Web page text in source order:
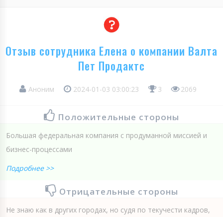
Отзыв сотрудника Елена о компании Валта
Пет Продактс
Аноним 2024-01-03 03:00:23 3 2069
Положительные стороны
Большая федеральная компания с продуманной миссией и
бизнес-процессами
Подробнее >>
Отрицательные стороны
Не знаю как в других городах, но судя по текучести кадров,